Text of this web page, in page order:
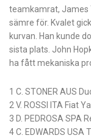
teamkamrat, James
sämre för. Kvalet
kurvan. Han kunde
sista plats. John
ha fått mekaniska
1 C. STONER AUS
2 V. ROSSI ITA Fiat
3 D. PEDROSA SPA
4 C. EDWARDS USA